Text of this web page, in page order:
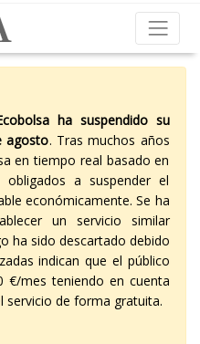
ha suspendido su
agosto. Tras muchos años
en tiempo real basado en
a suspender el
económicamente. Se ha
un servicio similar
ha sido descartado debido
indican que el público
€/mes teniendo en cuenta
servicio de forma gratuita.